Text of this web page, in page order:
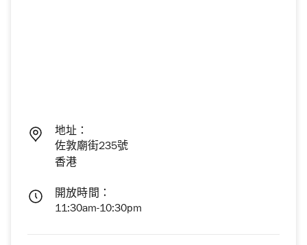
地址：
佐敦廟街235號
香港
開放時間：
11:30am-10:30pm